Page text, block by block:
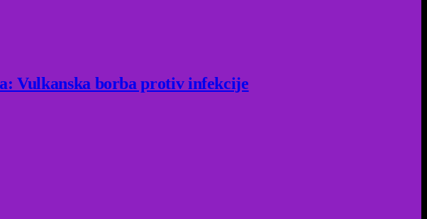
Vulkanska borba protiv infekcije